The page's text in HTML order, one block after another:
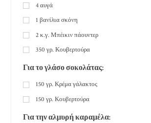
4 αυγά
1 βανίλια σκόνη
2 κ.γ. Μπέικιν πάουντερ
350 γρ. Κουβερτούρα
Για το γλάσο σοκολάτας:
150 γρ. Κρέμα γάλακτος
150 γρ. Κουβερτούρα
Για την αλμυρή καραμέλα: